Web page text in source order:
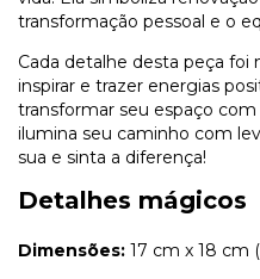
transformação pessoal e o
Cada detalhe desta peça
inspirar e trazer energias
transformar seu espaço
ilumina seu caminho com
sua e sinta a diferença!
Detalhes mágicos
Dimensões: 17 cm x 18 cm